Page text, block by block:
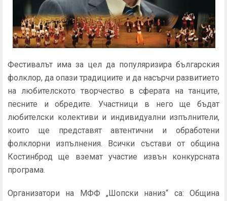
Фестивалът има за цел да популяризира българския
фолклор, да опази традициите и да насърчи развитието
на любителското творчество в сферата на танците,
песните и обредите. Участници в него ще бъдат
любителски колективи и индивидуални изпълнители,
които ще представят автентични и обработени
фолклорни изпълнения. Всички състави от община
Костинброд ще вземат участие извън конкурсната
програма.
Организатори на МФФ „Шопски наниз“ са: Община